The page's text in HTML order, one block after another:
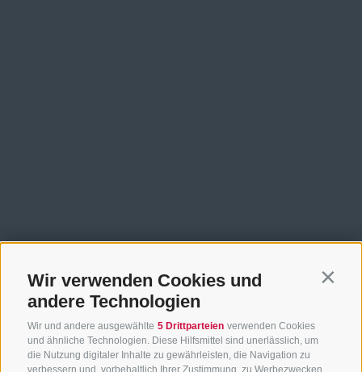
Wir verwenden Cookies und
andere Technologien
Wir und andere ausgewählte 5 Drittparteien verwenden Cookies
und ähnliche Technologien. Diese Hilfsmittel sind unerlässlich, um
die Nutzung digitaler Inhalte zu gewährleisten, die Navigation zu
verbessern und, vorbehaltlich Ihrer Zustimmung, zu Werbezwecken.